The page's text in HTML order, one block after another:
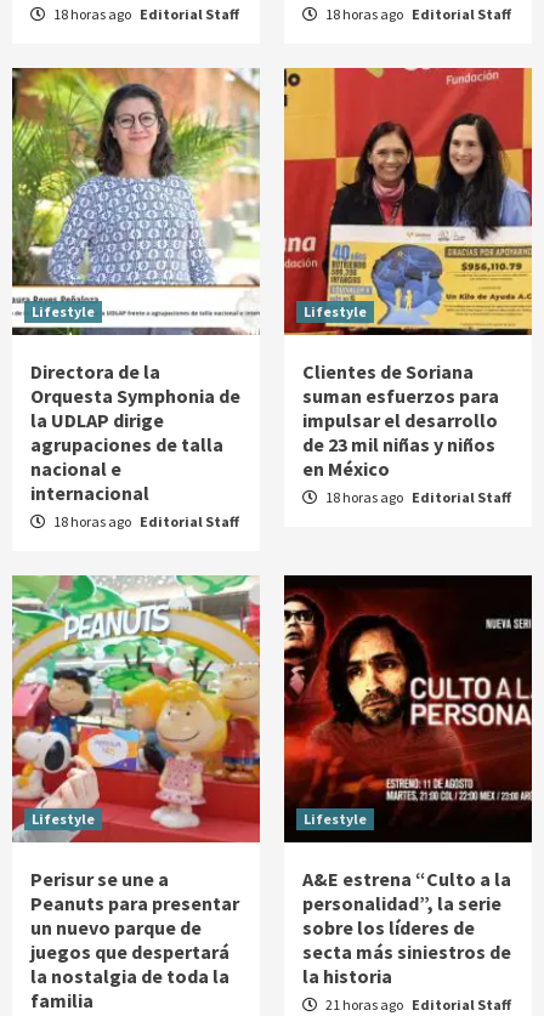
18 horas ago Editorial Staff 18 horas ago Editorial Staff
Lifestyle
Directora de la
Orquesta Symphonia de
la UDLAP dirige
agrupaciones de talla
nacional e
internacional
18 horas ago Editorial Staff
Lifestyle
Clientes de Soriana
suman esfuerzos para
impulsar el desarrollo
de 23 mil niñas y niños
en México
18 horas ago Editorial Staff
Lifestyle
Perisur se une a
Peanuts para presentar
un nuevo parque de
juegos que despertará
la nostalgia de toda la
familia
Lifestyle
A&E estrena “Culto a la
personalidad”, la serie
sobre los líderes de
secta más siniestros de
la historia
21 horas ago Editorial Staff